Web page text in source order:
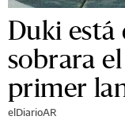
Duki está
sobrara
primer
elDiarioAR